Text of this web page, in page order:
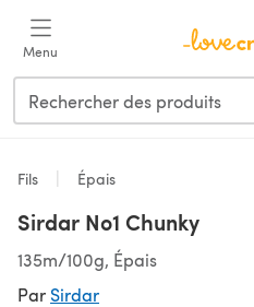
Menu
Fils Épais
Sirdar No1 Chunky
135m/100g, Épais
Par Sirdar